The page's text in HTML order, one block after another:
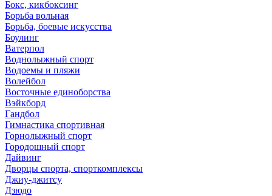
Бокс, кикбоксинг
Борьба вольная
Борьба, боевые искусства
Боулинг
Ватерпол
Воднолыжный спорт
Водоемы и пляжи
Волейбол
Восточные единоборства
Вэйкборд
Гандбол
Гимнастика спортивная
Горнолыжный спорт
Городошный спорт
Дайвинг
Дворцы спорта, спорткомплексы
Джиу-джитсу
Дзюдо